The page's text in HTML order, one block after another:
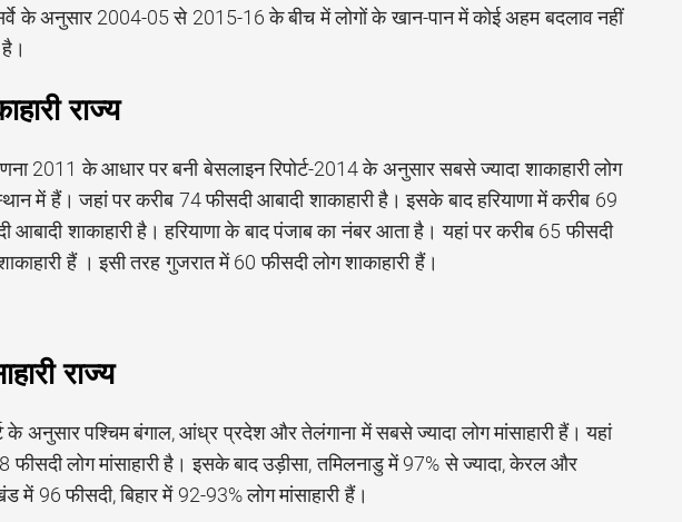
के अनुसार 2004-05 से 2015-16 के बीच में लोगों के खान-पान में कोई अहम बदलाव नहीं
राज्य
2011 के आधार पर बनी बेसलाइन रिपोर्ट-2014 के अनुसार सबसे ज्यादा शाकाहारी लोग
में हैं। जहां पर करीब 74 फीसदी आबादी शाकाहारी है। इसके बाद हरियाणा में करीब 69
आबादी शाकाहारी है। हरियाणा के बाद पंजाब का नंबर आता है। यहां पर करीब 65 फीसदी
हैं । इसी तरह गुजरात में 60 फीसदी लोग शाकाहारी हैं।
राज्य
के अनुसार पश्चिम बंगाल, आंध्र प्रदेश और तेलंगाना में सबसे ज्यादा लोग मांसाहारी हैं। यहां
फीसदी लोग मांसाहारी है। इसके बाद उड़ीसा, तमिलनाडु में 97% से ज्यादा, केरल और
में 96 फीसदी, बिहार में 92-93% लोग मांसाहारी हैं।